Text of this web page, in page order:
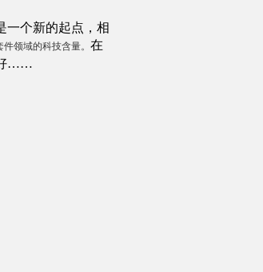
一个新的起点，相
领域的科技含量。 在
好……